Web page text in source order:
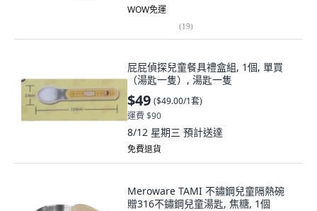
WOW免運
(19)
屁屁偵探兒童餐具禮盒組, 1個, 單買
（湯匙一隻）, 湯匙一隻
$49 ($49.00/1套)
運費 $90
8/12 星期三 預計送達
免費退貨
Meroware TAMI 不鏽鋼兒童隔熱碗
贈316不鏽鋼兒童湯匙, 焦糖, 1個